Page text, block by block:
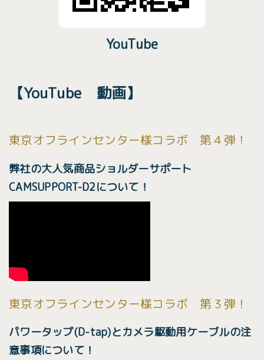
YouTube
【YouTube 動画】
東京オフラインセンター様コラボ 第４弾！
弊社の大人気商品ショルダーサポート
CAMSUPPORT-D2について！
東京オフラインセンター様コラボ 第３弾！
パワータップ(D-tap)とカメラ駆動用ケーブルの注
意事項について！